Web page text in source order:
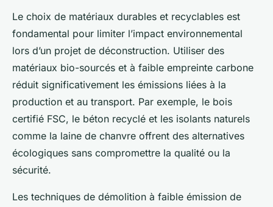
Le choix de matériaux durables et recyclables est
fondamental pour limiter l’impact environnemental
lors d’un projet de déconstruction. Utiliser des
matériaux bio-sourcés et à faible empreinte carbone
réduit significativement les émissions liées à la
production et au transport. Par exemple, le bois
certifié FSC, le béton recyclé et les isolants naturels
comme la laine de chanvre offrent des alternatives
écologiques sans compromettre la qualité ou la
sécurité.
Les techniques de démolition à faible émission de